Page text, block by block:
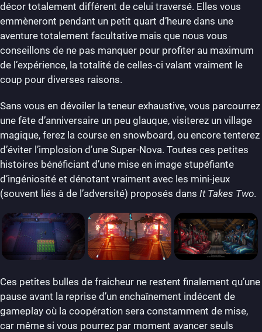
décor totalement différent de celui traversé. Elles vous
emmèneront pendant un petit quart d’heure dans une
aventure totalement facultative mais que nous vous
conseillons de ne pas manquer pour profiter au maximum
de l’expérience, la totalité de celles-ci valant vraiment le
coup pour diverses raisons.
Sans vous en dévoiler la teneur exhaustive, vous parcourrez
une fête d’anniversaire un peu glauque, visiterez un village
magique, ferez la course en snowboard, ou encore tenterez
d’éviter l’implosion d’une Super-Nova. Toutes ces petites
histoires bénéficiant d’une mise en image stupéfiante
d’ingéniosité et dénotant vraiment avec les mini-jeux
(souvent liés à de l’adversité) proposés dans It Takes Two.
Ces petites bulles de fraicheur ne restent finalement qu’une
pause avant la reprise d’un enchaînement indécent de
gameplay où la coopération sera constamment de mise,
car même si vous pourrez par moment avancer seuls